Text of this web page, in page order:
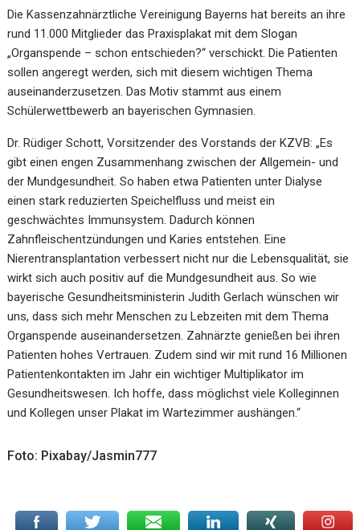
Die Kassenzahnärztliche Vereinigung Bayerns hat bereits an ihre
rund 11.000 Mitglieder das Praxisplakat mit dem Slogan
„Organspende – schon entschieden?“ verschickt. Die Patienten
sollen angeregt werden, sich mit diesem wichtigen Thema
auseinanderzusetzen. Das Motiv stammt aus einem
Schülerwettbewerb an bayerischen Gymnasien.
Dr. Rüdiger Schott, Vorsitzender des Vorstands der KZVB: „Es
gibt einen engen Zusammenhang zwischen der Allgemein- und
der Mundgesundheit. So haben etwa Patienten unter Dialyse
einen stark reduzierten Speichelfluss und meist ein
geschwächtes Immunsystem. Dadurch können
Zahnfleischentzündungen und Karies entstehen. Eine
Nierentransplantation verbessert nicht nur die Lebensqualität, sie
wirkt sich auch positiv auf die Mundgesundheit aus. So wie
bayerische Gesundheitsministerin Judith Gerlach wünschen wir
uns, dass sich mehr Menschen zu Lebzeiten mit dem Thema
Organspende auseinandersetzen. Zahnärzte genießen bei ihren
Patienten hohes Vertrauen. Zudem sind wir mit rund 16 Millionen
Patientenkontakten im Jahr ein wichtiger Multiplikator im
Gesundheitswesen. Ich hoffe, dass möglichst viele Kolleginnen
und Kollegen unser Plakat im Wartezimmer aushängen.“
Foto: Pixabay/Jasmin777